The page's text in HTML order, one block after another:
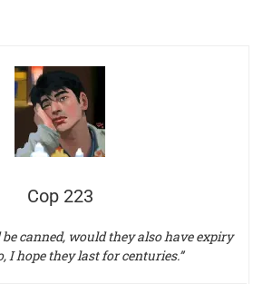
Cop 223
canned, would they also have expiry
I hope they last for centuries.”